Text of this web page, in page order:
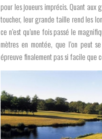
pour les joueurs imprécis. Quant aux
toucher, leur grande taille rend les
ce n’est qu’une fois passé le
mètres en montée, que l’on peut
épreuve finalement pas si facile que